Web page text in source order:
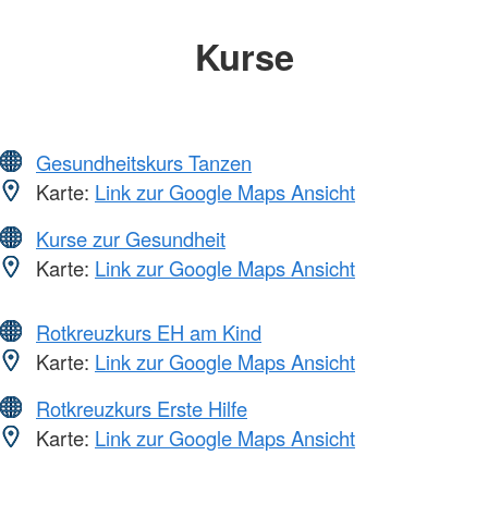
Kurse
Gesundheitskurs Tanzen
Karte: Link zur Google Maps Ansicht
Kurse zur Gesundheit
Karte: Link zur Google Maps Ansicht
Rotkreuzkurs EH am Kind
Karte: Link zur Google Maps Ansicht
Rotkreuzkurs Erste Hilfe
Karte: Link zur Google Maps Ansicht